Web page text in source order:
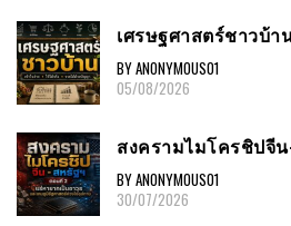
เศรษฐศาสตร์ชาวบ้า
BY ANONYMOUS01
05/08/2026
สงครามไมโครชิปจี
BY ANONYMOUS01
30/07/2026